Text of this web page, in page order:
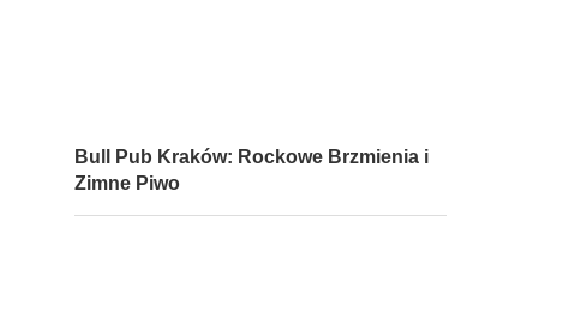
Bull Pub Kraków: Rockowe Brzmienia i
Zimne Piwo